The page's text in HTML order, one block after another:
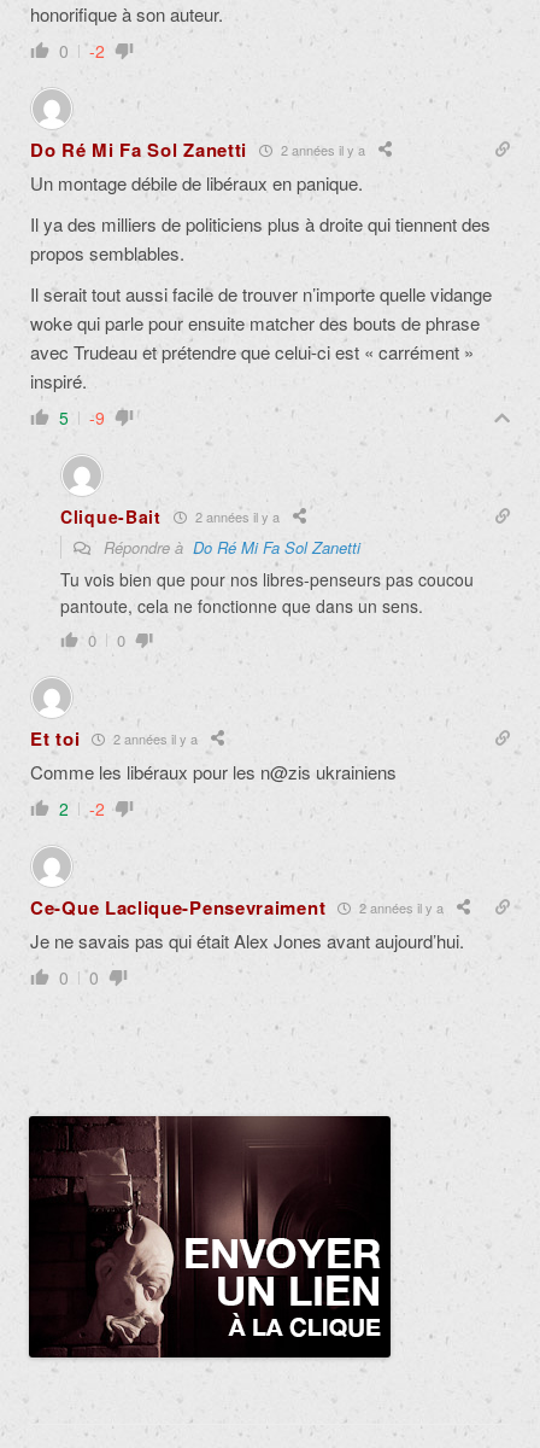
honorifique à son auteur.
0 -2
Do Ré Mi Fa Sol Zanetti 2 années il y a
Un montage débile de libéraux en panique.
Il ya des milliers de politiciens plus à droite qui tiennent des
propos semblables.
Il serait tout aussi facile de trouver n’importe quelle vidange
woke qui parle pour ensuite matcher des bouts de phrase
avec Trudeau et prétendre que celui-ci est « carrément »
inspiré.
5 -9
Clique-Bait 2 années il y a
Répondre à Do Ré Mi Fa Sol Zanetti
Tu vois bien que pour nos libres-penseurs pas coucou
pantoute, cela ne fonctionne que dans un sens.
0 0
Et toi 2 années il y a
Comme les libéraux pour les n@zis ukrainiens
2 -2
Ce-Que Laclique-Pensevraiment 2 années il y a
Je ne savais pas qui était Alex Jones avant aujourd’hui.
0 0